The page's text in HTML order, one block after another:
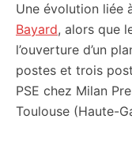
Une évolution liée
Bayard, alors que
l’ouverture d’un
postes et trois
PSE chez Milan
Toulouse (Haute-